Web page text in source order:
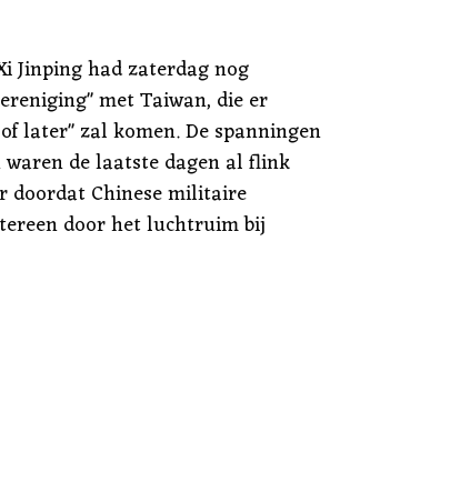
Jinping had zaterdag nog
met Taiwan, die er
later" zal komen. De spanningen
de laatste dagen al flink
doordat Chinese militaire
door het luchtruim bij